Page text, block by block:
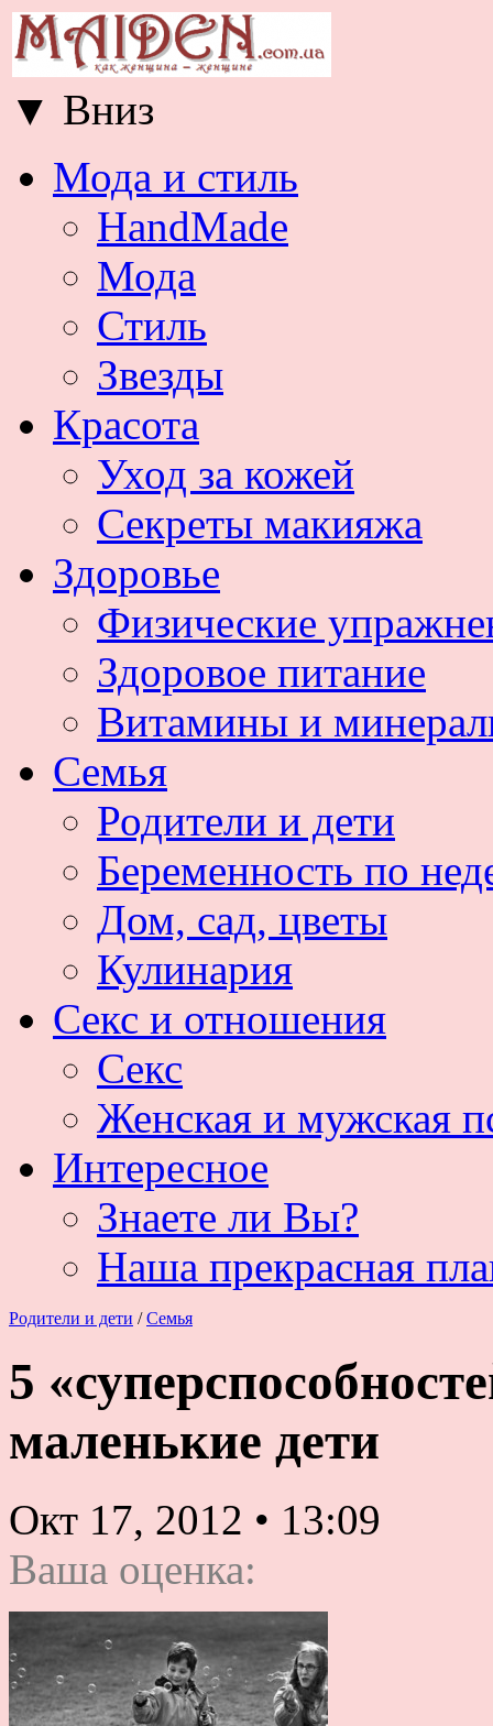
▼ Вниз
Мода и стиль
HandMade
Мода
Стиль
Звезды
Красота
Уход за кожей
Секреты макияжа
Здоровье
Физические
Здоровое питание
Витамины и
Семья
Родители и дети
Беременность по
Дом, сад, цветы
Кулинария
Секс и отношения
Секс
Женская и мужская
Интересное
Знаете ли Вы?
Наша прекрасная
Родители и дети / Семья
5
маленькие дети
Окт 17, 2012 • 13:09
Ваша оценка: